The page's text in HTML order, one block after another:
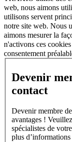
web, nous aimons
utilisons servent
notre site web. Nous
aimons mesurer la
n'activons ces
consentement
Devenir
contact
Devenir membre
avantages !
spécialistes de
plus